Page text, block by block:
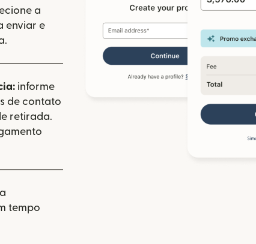
a
enviar e
informe
de contato
retirada.
tempo